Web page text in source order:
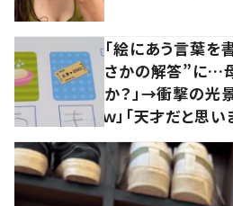
「絵にあう言葉を
さかの解答”に…
か？」→衝撃の光
ｗ」「天才だと思い